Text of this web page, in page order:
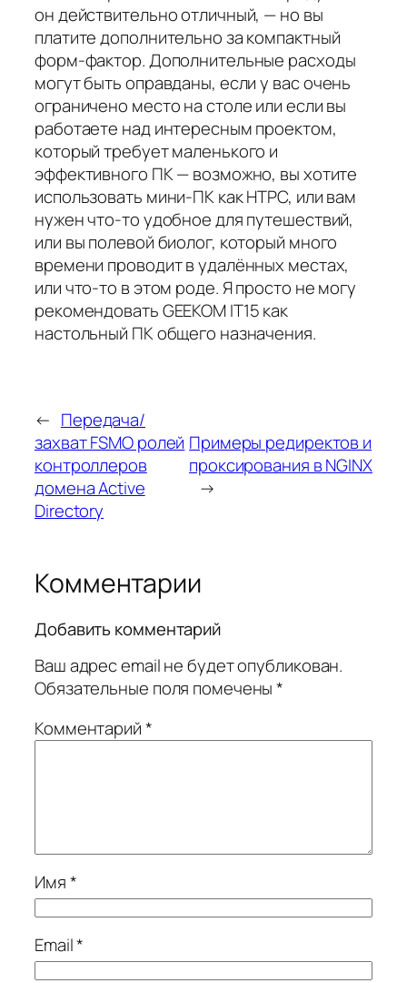
он действительно отличный, — но вы
платите дополнительно за компактный
форм-фактор. Дополнительные расходы
могут быть оправданы, если у васочень
ограничено место на столе или если вы
работаете над интересным проектом,
который требует маленького и
эффективного ПК — возможно, вы хотите
использовать мини-ПК как HTPC, или вам
нужен что-то удобное для путешествий,
или вы полевой биолог, который много
времени проводит в удалённых местах,
или что-то в этом роде. Я просто не могу
рекомендовать GEEKOM IT15 как
настольный ПК общего назначения.
← Передача/
захват FSMO ролей
контроллеров
домена Active
Directory
Примеры редиректов и
проксирования в NGINX
→
Комментарии
Добавить комментарий
Ваш адрес email не будет опубликован.
Обязательные поля помечены*
Комментарий*
Имя*
Email*